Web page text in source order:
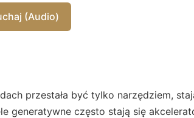
(Audio)
przestała być tylko narzędziem,
generatywne często stają się